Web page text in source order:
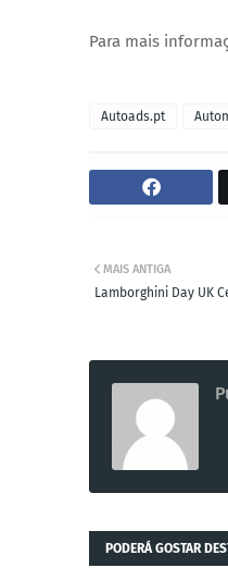
Para mais
Autoads.pt
MAIS ANTIGA
Lamborghini Day UK
PODERÁ GOSTAR